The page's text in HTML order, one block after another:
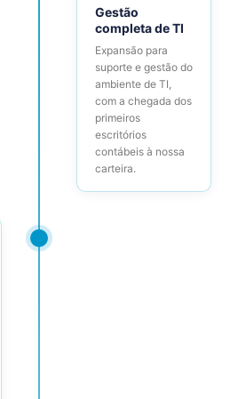
Gestão
completa de TI
Expansão para
suporte e gestão do
ambiente de TI,
com a chegada dos
primeiros
escritórios
contábeis à nossa
carteira.